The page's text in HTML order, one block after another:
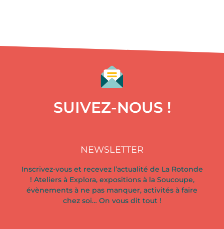
SUIVEZ-NOUS !
NEWSLETTER
Inscrivez-vous et recevez l’actualité de La Rotonde
! Ateliers à Explora, expositions à la Soucoupe,
évènements à ne pas manquer, activités à faire
chez soi… On vous dit tout !